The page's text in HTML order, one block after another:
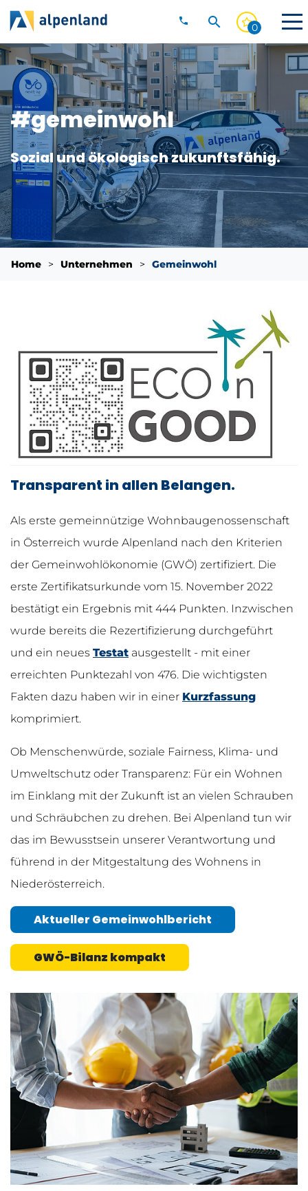
Direkt zum Inhalt
Gemeinwohl
Anrufen
02742/204-
0
Suche einblenden
0
#gemeinwohl
Sozial und ökologisch zukunftsfähig.
Sie befinden sich hier:
Home Unternehmen Gemeinwohl
Transparent in allen Belangen.
Als erste gemeinnützige Wohnbaugenossenschaft
in Österreich wurde Alpenland nach den Kriterien
der Gemeinwohlökonomie (GWÖ) zertifiziert. Die
erste Zertifikatsurkunde vom 15. November 2022
bestätigt ein Ergebnis mit 444 Punkten. Inzwischen
wurde bereits die Rezertifizierung durchgeführt
und ein neues Testat ausgestellt - mit einer
erreichten Punktezahl von 476. Die wichtigsten
Fakten dazu haben wir in einer Kurzfassung
komprimiert.
Ob Menschenwürde, soziale Fairness, Klima- und
Umweltschutz oder Transparenz: Für ein Wohnen
im Einklang mit der Zukunft ist an vielen Schrauben
und Schräubchen zu drehen. Bei Alpenland tun wir
das im Bewusstsein unserer Verantwortung und
führend in der Mitgestaltung des Wohnens in
Niederösterreich.
Aktueller Gemeinwohlbericht
GWÖ-Bilanz kompakt